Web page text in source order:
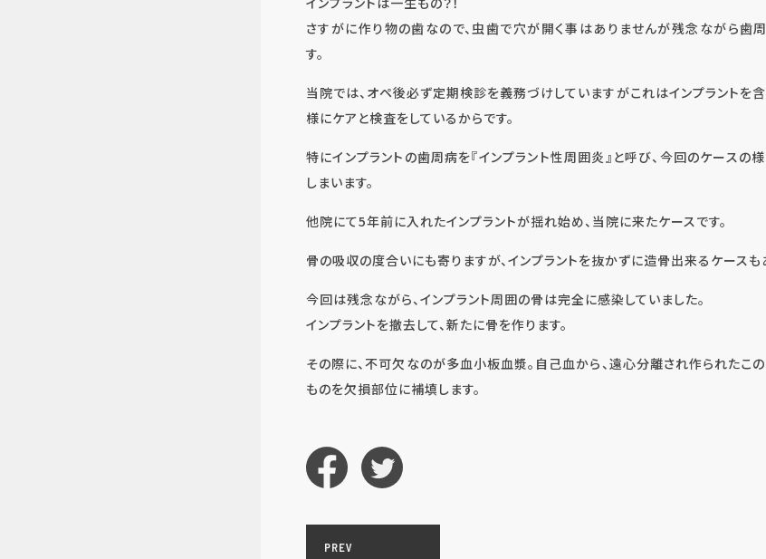
審美歯科・美容
さすがに作り物の歯なので、虫歯で穴が開く事はありませんが残念ながら歯
す。
当院では、オペ後必ず定期検診を義務づけしていますがこれはインプラントを
様にケアと検査をしているからです。
特にインプラントの歯周病を『インプラント性周囲炎』と呼び、今回のケースの
しまいます。
他院にて5年前に入れたインプラントが揺れ始め、当院に来たケースです。
骨の吸収の度合いにも寄りますが、インプラントを抜かずに造骨出来るケースも
今回は残念ながら、インプラント周囲の骨は完全に感染していました。
インプラントを撤去して、新たに骨を作ります。
その際に、不可欠なのが多血小板血漿。自己血から、遠心分離され作られたこ
ものを欠損部位に補填します。
PREV